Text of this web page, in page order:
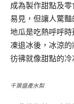
成為製作甜點及
易見，但讓人驚
地瓜是吃熱呼呼
凍退冰後，冰涼的
彷彿就像甜點的
千葉盛產水梨